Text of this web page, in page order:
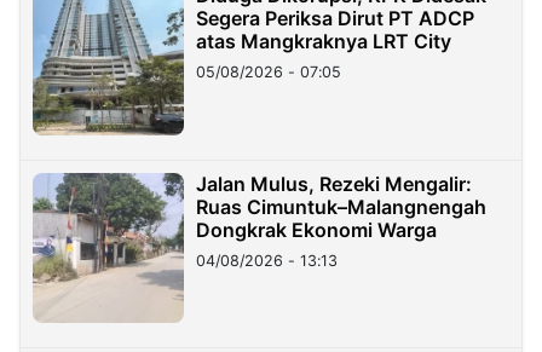
Segera Periksa Dirut PT ADCP
atas Mangkraknya LRT City
05/08/2026 - 07:05
Jalan Mulus, Rezeki Mengalir:
Ruas Cimuntuk–Malangnengah
Dongkrak Ekonomi Warga
04/08/2026 - 13:13